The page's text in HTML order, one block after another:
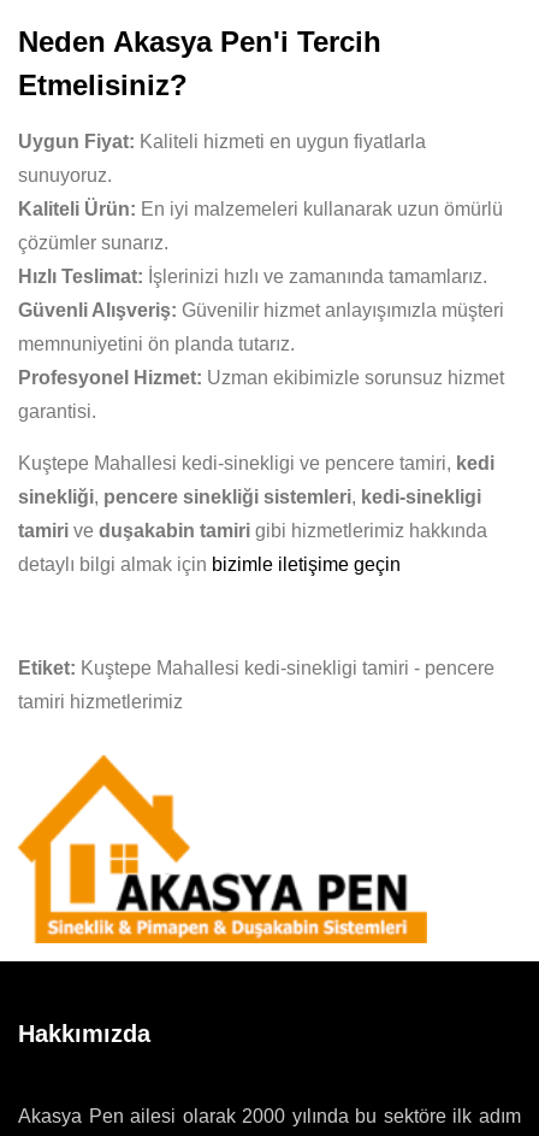
Neden Akasya Pen'i Tercih
Etmelisiniz?
Uygun Fiyat: Kaliteli hizmeti en uygun fiyatlarla
sunuyoruz.
Kaliteli Ürün: En iyi malzemeleri kullanarak uzun ömürlü
çözümler sunarız.
Hızlı Teslimat: İşlerinizi hızlı ve zamanında tamamlarız.
Güvenli Alışveriş: Güvenilir hizmet anlayışımızla müşteri
memnuniyetini ön planda tutarız.
Profesyonel Hizmet: Uzman ekibimizle sorunsuz hizmet
garantisi.
Kuştepe Mahallesi kedi-sinekligi ve pencere tamiri, kedi
sinekliği, pencere sinekliği sistemleri, kedi-sinekligi
tamiri ve duşakabin tamiri gibi hizmetlerimiz hakkında
detaylı bilgi almak için bizimle iletişime geçin
Etiket: Kuştepe Mahallesi kedi-sinekligi tamiri - pencere
tamiri hizmetlerimiz
Hakkımızda
Akasya Pen ailesi olarak 2000 yılında bu sektöre ilk adım